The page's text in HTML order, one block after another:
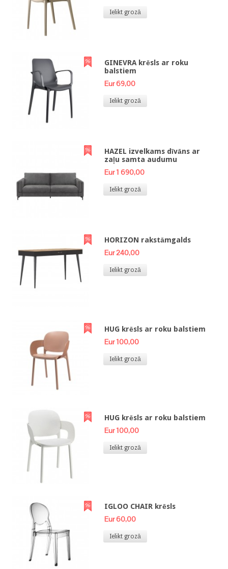
Ielikt grozā
GINEVRA krēsls ar roku
balstiem
Eur 69,00
Ielikt grozā
HAZEL izvelkams dīvāns ar
zaļu samta audumu
Eur 1 690,00
Ielikt grozā
HORIZON rakstāmgalds
Eur 240,00
Ielikt grozā
HUG krēsls ar roku balstiem
Eur 100,00
Ielikt grozā
HUG krēsls ar roku balstiem
Eur 100,00
Ielikt grozā
IGLOO CHAIR krēsls
Eur 60,00
Ielikt grozā